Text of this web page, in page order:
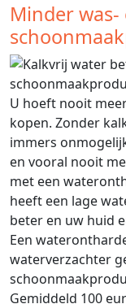
Minder was-
U hoeft nooit
kopen. Zonder
immers
en vooral nooit
met een
heeft een lage
beter en uw huid
Een
waterverzachter
Gemiddeld 100